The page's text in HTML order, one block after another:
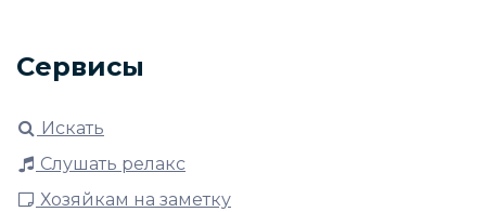
Сервисы
Искать
Слушать релакс
Хозяйкам на заметку